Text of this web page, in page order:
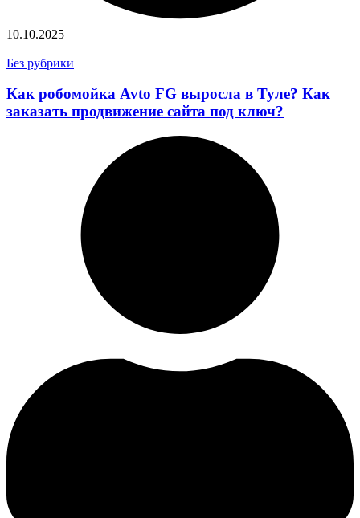
10.10.2025
Без рубрики
Как робомойка Avto FG выросла в Туле? Как
заказать продвижение сайта под ключ?